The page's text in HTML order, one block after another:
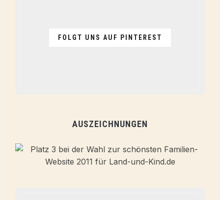
FOLGT UNS AUF PINTEREST
AUSZEICHNUNGEN